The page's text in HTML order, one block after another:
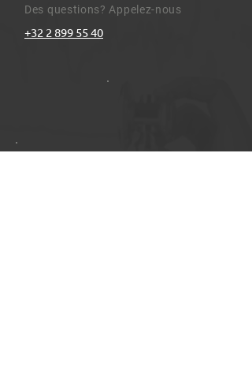
Des questions? Appelez-nous
+32 2 899 55 40